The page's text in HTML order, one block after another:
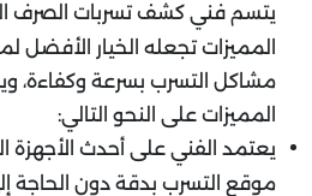
يتسم فني كشف تسربات الصرف
المميزات تجعله الخيار الأفضل
مشاكل التسرب بسرعة وكفاءة،
المميزات على النحو التالي:
يعتمد الفني على أحدث الأجهزة
موقع التسرب بدقة دون الحاجة